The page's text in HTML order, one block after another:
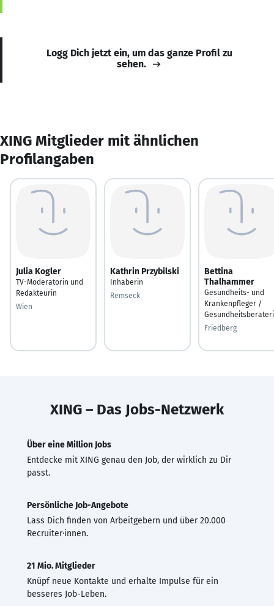
Logg Dich jetzt ein, um das ganze Profil zu
sehen.
XING Mitglieder mit ähnlichen
Profilangaben
Julia Kogler
TV-Moderatorin und
Redakteurin
Wien
Kathrin Przybilski
Inhaberin
Remseck
Bettina
Thalhammer
Gesundheits- und
Krankenpfleger /
Friedberg
XING – Das Jobs-Netzwerk
Über eine Million Jobs
Entdecke mit XING genau den Job, der wirklich zu Dir
passt.
Persönliche Job-Angebote
Lass Dich finden von Arbeitgebern und über 20.000
Recruiter·innen.
21 Mio. Mitglieder
Knüpf neue Kontakte und erhalte Impulse für ein
besseres Job-Leben.